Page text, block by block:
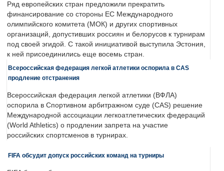
Ряд европейских стран предложили прекратить
финансирование со стороны ЕС Международного
олимпийского комитета (МОК) и других спортивных
организаций, допустивших россиян и белорусов к турнирам
под своей эгидой. С такой инициативой выступила Эстония,
к ней присоединились еще восемь стран.
Всероссийская федерация легкой атлетики оспорила в CAS
продление отстранения
Всероссийская федерация легкой атлетики (ВФЛА)
оспорила в Спортивном арбитражном суде (CAS) решение
Международной ассоциации легкоатлетических федераций
(World Athletics) о продлении запрета на участие
российских спортсменов в турнирах.
FIFA обсудит допуск российских команд на турниры